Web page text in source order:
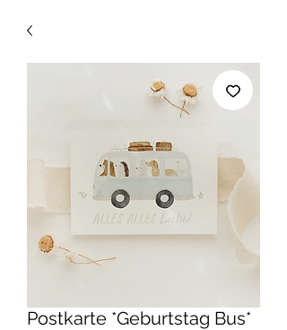
Postkarte *Geburtstag Bus*